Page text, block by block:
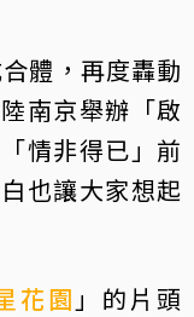
體，再度轟動
南京舉辦「啟
情非得已」前
也讓大家想起
花園 」的片頭